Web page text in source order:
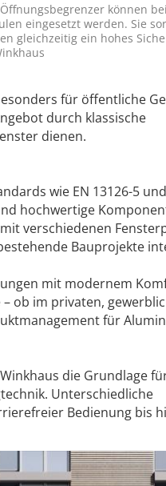
können
eingesetzt werden. Sie
gleichzeitig ein hohes
für öffentliche
durch klassische
dienen.
wie EN 13126-5
hochwertige
verschiedenen
Bauprojekte
mit modernem
ob im privaten,
für
die Grundlage
Unterschiedliche
Bedienung bis